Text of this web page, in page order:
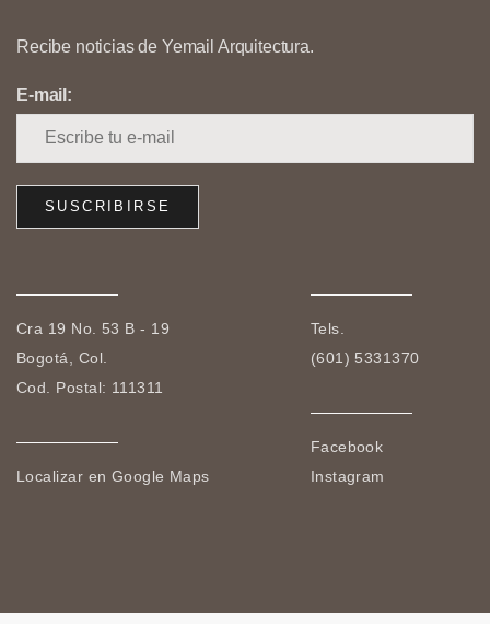
Recibe noticias de Yemail Arquitectura.
E-mail:
Cra 19 No. 53 B - 19
Bogotá, Col.
Cod. Postal: 111311
Localizar en Google Maps
Tels.
(601) 5331370
Facebook
Instagram